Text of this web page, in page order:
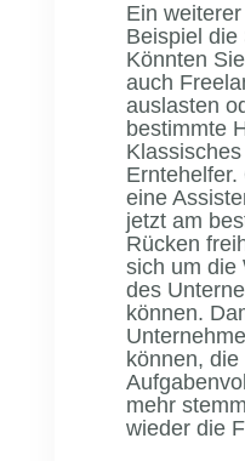
Ein
Beispiel die
Könnten
auch
auslasten
bestimmte
eine
jetzt am
Rücken
sich um die
des
können.
können,
mehr
wieder die